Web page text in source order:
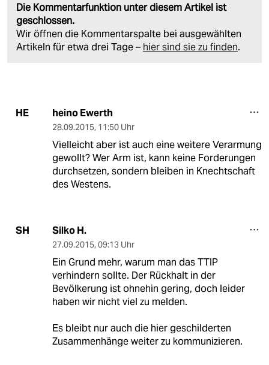
Die Kommentarfunktion unter diesem Artikel ist
geschlossen.
Wir öffnen die Kommentarspalte bei ausgewählten
Artikeln für etwa drei Tage – hier sind sie zu finden.
HE heino Ewerth
28.09.2015, 11:50 Uhr
Vielleicht aber ist auch eine weitere Verarmung
gewollt? Wer Arm ist, kann keine Forderungen
durchsetzen, sondern bleiben in Knechtschaft
des Westens.
SH Silko H.
27.09.2015, 09:13 Uhr
Ein Grund mehr, warum man das TTIP
verhindern sollte. Der Rückhalt in der
Bevölkerung ist ohnehin gering, doch leider
haben wir nicht viel zu melden.
Es bleibt nur auch die hier geschilderten
Zusammenhänge weiter zu kommunizieren.